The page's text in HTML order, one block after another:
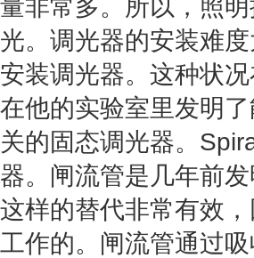
量非常多。所以，照
光。调光器的安装难
安装调光器。这种状
在他的实验室里发明
关的固态调光器。
器。闸流管是几年前
这样的替代非常有效
工作的。闸流管通过